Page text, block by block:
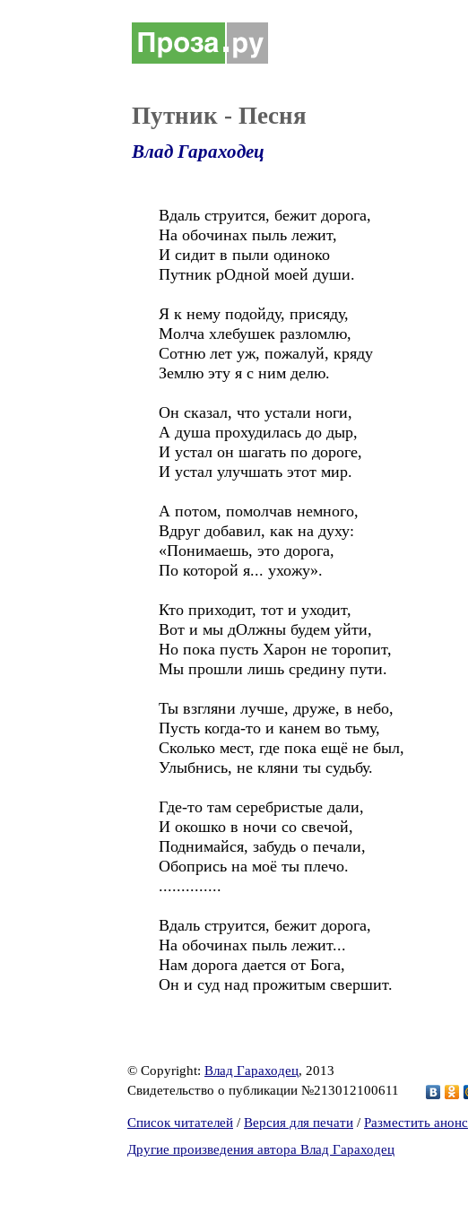
Путник - Песня
Влад Гараходец
Вдаль струится, бежит дорога,
На обочинах пыль лежит,
И сидит в пыли одиноко
Путник рОдной моей души.
Я к нему подойду, присяду,
Молча хлебушек разломлю,
Сотню лет уж, пожалуй, кряду
Землю эту я с ним делю.
Он сказал, что устали ноги,
А душа прохудилась до дыр,
И устал он шагать по дороге,
И устал улучшать этот мир.
А потом, помолчав немного,
Вдруг добавил, как на духу:
«Понимаешь, это дорога,
По которой я... ухожу».
Кто приходит, тот и уходит,
Вот и мы дОлжны будем уйти,
Но пока пусть Харон не торопит,
Мы прошли лишь средину пути.
Ты взгляни лучше, друже, в небо,
Пусть когда-то и канем во тьму,
Сколько мест, где пока ещё не был,
Улыбнись, не кляни ты судьбу.
Где-то там серебристые дали,
И окошко в ночи со свечой,
Поднимайся, забудь о печали,
Обопрись на моё ты плечо.
..............
Вдаль струится, бежит дорога,
На обочинах пыль лежит...
Нам дорога дается от Бога,
Он и суд над прожитым свершит.
© Copyright: Влад Гараходец, 2013
Свидетельство о публикации №213012100611
Список читателей / Версия для печати / Разместить анонс
Другие произведения автора Влад Гараходец